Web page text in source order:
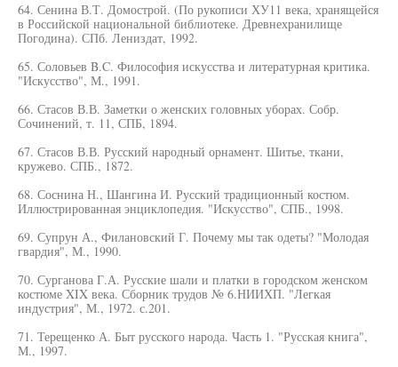
64. Сенина В.Т. Домострой. (По рукописи ХУ11 века, хранящейся
в Российской национальной библиотеке. Древнехранилище
Погодина). СПб. Лениздат, 1992.
65. Соловьев B.C. Философия искусства и литературная критика.
"Искусство", М., 1991.
66. Стасов В.В. Заметки о женских головных уборах. Собр.
Сочинений, т. 11, СПБ, 1894.
67. Стасов В.В. Русский народный орнамент. Шитье, ткани,
кружево. СПБ., 1872.
68. Соснина Н., Шангина И. Русский традиционный костюм.
Иллюстрированная энциклопедия. "Искусство", СПБ., 1998.
69. Супрун А., Филановский Г. Почему мы так одеты? "Молодая
гвардия", М., 1990.
70. Сурганова Г.А. Русские шали и платки в городском женском
костюме XIX века. Сборник трудов № 6.НИИХП. "Легкая
индустрия", М., 1972. с.201.
71. Терещенко А. Быт русского народа. Часть 1. "Русская книга",
М., 1997.